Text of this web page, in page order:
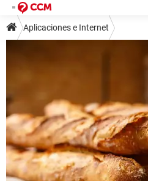
Aplicaciones e Internet